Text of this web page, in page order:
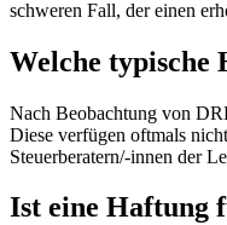
schweren Fall, der einen
Welche
Nach Beobachtung von
Diese verfügen oftmals
Steuerberatern/-innen der
Ist eine Haftung